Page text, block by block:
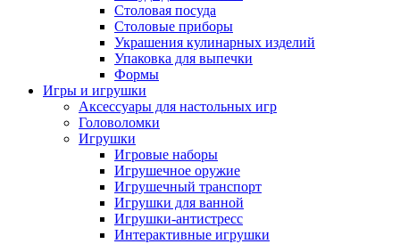
Столовая посуда
Столовые приборы
Украшения кулинарных изделий
Упаковка для выпечки
Формы
Игры и игрушки
Аксессуары для настольных игр
Головоломки
Игрушки
Игровые наборы
Игрушечное оружие
Игрушечный транспорт
Игрушки для ванной
Игрушки-антистресс
Интерактивные игрушки